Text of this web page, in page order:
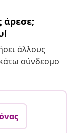
άρεσε;
άλλους
σύνδεσμο